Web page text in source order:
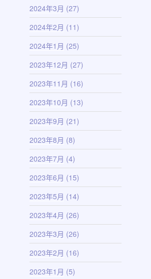
2024年3月 (27)
2024年2月 (11)
2024年1月 (25)
2023年12月 (27)
2023年11月 (16)
2023年10月 (13)
2023年9月 (21)
2023年8月 (8)
2023年7月 (4)
2023年6月 (15)
2023年5月 (14)
2023年4月 (26)
2023年3月 (26)
2023年2月 (16)
2023年1月 (5)